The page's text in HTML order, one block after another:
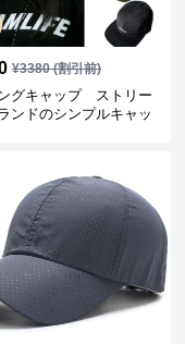
¥3380(割引前)
グキャップ ストリー
ンドのシンプルキャッ